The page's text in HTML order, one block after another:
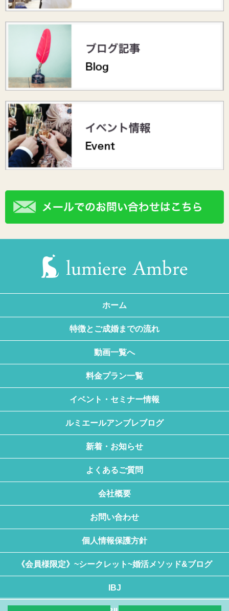
ホーム
特徴とご成婚までの流れ
動画一覧へ
料金プラン一覧
イベント・セミナー情報
ルミエールアンブレブログ
新着・お知らせ
よくあるご質問
会社概要
お問い合わせ
個人情報保護方針
《会員様限定》~シークレット~婚活メソッド&ブログ
IBJ